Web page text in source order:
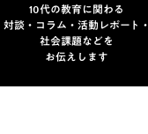
10代の教育に関わる
対談・コラム・活動レポート・
社会課題などを
お伝えします